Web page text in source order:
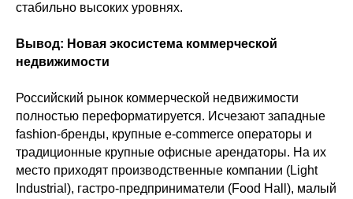
стабильно высоких уровнях.
Вывод: Новая экосистема коммерческой
недвижимости
Российский рынок коммерческой недвижимости
полностью переформатируется. Исчезают западные
fashion-бренды, крупные e-commerce операторы и
традиционные крупные офисные арендаторы. На их
место приходят производственные компании (Light
Industrial), гастро-предприниматели (Food Hall), малый